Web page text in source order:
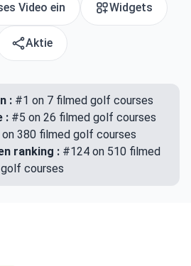
Video ein Widgets
Aktie
: #1 on 7 filmed golf courses
: #5 on 26 filmed golf courses
380 filmed golf courses
ranking : #124 on 510 filmed
golf courses